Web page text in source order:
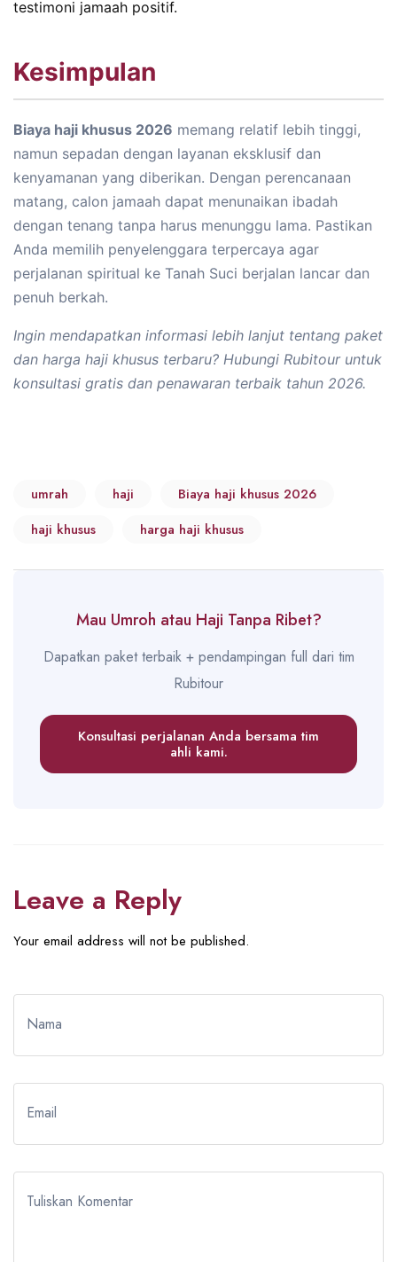
testimoni jamaah positif.
Kesimpulan
Biaya haji khusus 2026 memang relatif lebih tinggi,
namun sepadan dengan layanan eksklusif dan
kenyamanan yang diberikan. Dengan perencanaan
matang, calon jamaah dapat menunaikan ibadah
dengan tenang tanpa harus menunggu lama. Pastikan
Anda memilih penyelenggara terpercaya agar
perjalanan spiritual ke Tanah Suci berjalan lancar dan
penuh berkah.
Ingin mendapatkan informasi lebih lanjut tentang paket
dan harga haji khusus terbaru? Hubungi Rubitour untuk
konsultasi gratis dan penawaran terbaik tahun 2026.
umrah haji
Biaya haji khusus 2026
haji khusus
harga haji khusus
Mau Umroh atau Haji Tanpa Ribet?
Dapatkan paket terbaik + pendampingan full dari tim
Rubitour
Konsultasi perjalanan Anda bersama tim
ahli kami.
Leave a Reply
Your email address will not be published.
Nama
Email
Tuliskan Komentar